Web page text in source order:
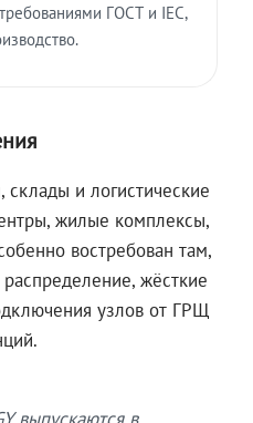
ГОСТ и IEC,
и логистические
жилые комплексы,
востребован там,
распределение, жёсткие
узлов от ГРЩ